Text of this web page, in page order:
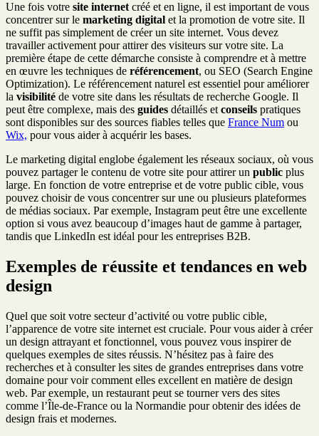
Une fois votre site internetcréé et en ligne, il est important de vous
concentrer sur le marketing digital et la promotion de votre site. Il
ne suffit pas simplement de créer un site internet. Vous devez
travailler activement pour attirer des visiteurs sur votre site. La
première étape de cette démarche consiste à comprendre et à mettre
en œuvre les techniques de référencement, ou SEO (Search Engine
Optimization). Le référencement naturel est essentiel pour améliorer
la visibilité de votre site dans les résultats de recherche Google. Il
peut être complexe, mais des guides détaillés etconseils pratiques
sont disponibles sur des sources fiables telles que France Num ou
Wix, pour vous aider à acquérir les bases.
Le marketing digital englobe également les réseaux sociaux, où vous
pouvez partager le contenu de votre site pour attirer un public plus
large. En fonction de votre entreprise et de votre public cible, vous
pouvez choisir de vous concentrer sur une ou plusieurs plateformes
de médias sociaux. Par exemple, Instagram peut être une excellente
option si vous avez beaucoup d’images haut de gamme à partager,
tandis que LinkedIn est idéal pour les entreprises B2B.
Exemples de réussite et tendances en web
design
Quel que soit votre secteur d’activité ou votre public cible,
l’apparence de votre site internet est cruciale. Pour vous aider à créer
un design attrayant et fonctionnel, vous pouvez vous inspirer de
quelques exemples de sites réussis. N’hésitez pas à faire des
recherches et à consulter les sites de grandes entreprises dans votre
domaine pour voir comment elles excellent en matière de design
web. Par exemple, un restaurant peut se tourner vers des sites
comme l’Île-de-France ou la Normandie pour obtenir des idées de
design frais et modernes.